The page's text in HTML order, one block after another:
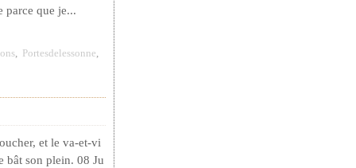
parce que je...
, Portesdelessonne,
et le va-et-vi
bât son plein. 08 Ju